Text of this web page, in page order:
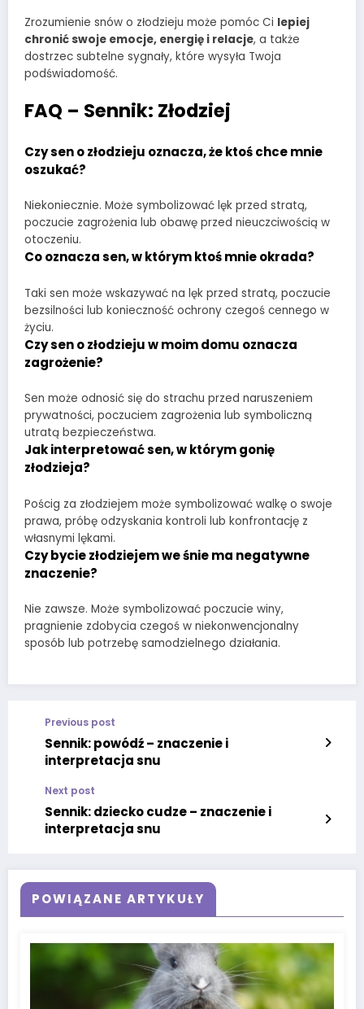
Zrozumienie snów o złodzieju może pomóc Ci lepiej
chronić swoje emocje, energię i relacje, a także
dostrzec subtelne sygnały, które wysyła Twoja
podświadomość.
FAQ – Sennik: Złodziej
Czy sen o złodzieju oznacza, że ktoś chce mnie
oszukać?
Niekoniecznie. Może symbolizować lęk przed stratą,
poczucie zagrożenia lub obawę przed nieuczciwością w
otoczeniu.
Co oznacza sen, w którym ktoś mnie okrada?
Taki sen może wskazywać na lęk przed stratą, poczucie
bezsilności lub konieczność ochrony czegoś cennego w
życiu.
Czy sen o złodzieju w moim domu oznacza
zagrożenie?
Sen może odnosić się do strachu przed naruszeniem
prywatności, poczuciem zagrożenia lub symboliczną
utratą bezpieczeństwa.
Jak interpretować sen, w którym gonię
złodzieja?
Pościg za złodziejem może symbolizować walkę o swoje
prawa, próbę odzyskania kontroli lub konfrontację z
własnymi lękami.
Czy bycie złodziejem we śnie ma negatywne
znaczenie?
Nie zawsze. Może symbolizować poczucie winy,
pragnienie zdobycia czegoś w niekonwencjonalny
sposób lub potrzebę samodzielnego działania.
Previous post
Sennik: powódź – znaczenie i
interpretacja snu
Next post
Sennik: dziecko cudze – znaczenie i
interpretacja snu
POWIĄZANE ARTYKUŁY